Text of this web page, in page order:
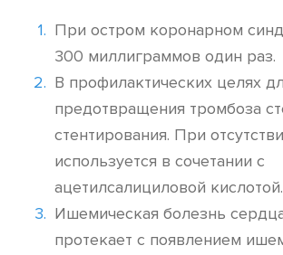
При остром коронарном
300 миллиграммов один раз.
В профилактических целях
предотвращения тромбоза
стентирования. При
используется в сочетании с
ацетилсалициловой кислотой.
Ишемическая болезнь
протекает с появлением